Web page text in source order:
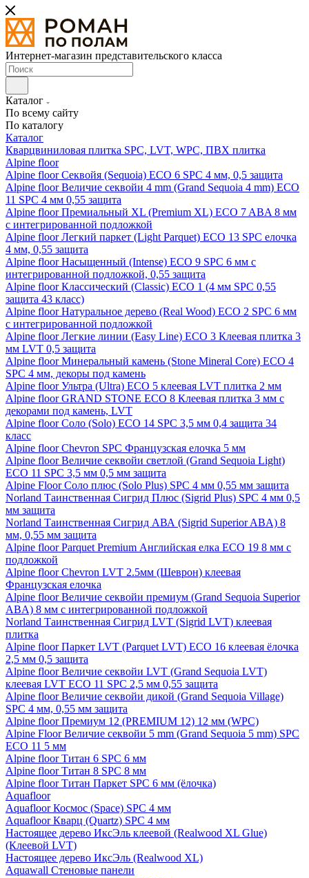
Интернет-магазин представительского класса
Каталог
По всему сайту
По каталогу
Каталог
Кварцвиниловая плитка SPC, LVT, WPC, ПВХ плитка
Alpine floor
Alpine floor Секвойя (Sequoia) ECO 6 SPC 4 мм, 0,5 защита
Alpine floor Величие секвойи 4 mm (Grand Sequoia 4 mm) ECO
11 SPC 4 мм 0,55 защита
Alpine floor Премиальный XL (Premium XL) ECO 7 ABA 8 мм
с интегрированной подложкой
Alpine floor Легкий паркет (Light Parquet) ECO 13 SPC елочка
4 мм, 0,55 защита
Alpine floor Насыщенный (Intense) ECO 9 SPC 6 мм с
интегрированной подложкой, 0,55 защита
Alpine floor Классический (Classic) ECO 1 (4 мм SPC 0,55
защита 43 класс)
Alpine floor Натуральное дерево (Real Wood) ECO 2 SPC 6 мм
с интегрированной подложкой
Alpine floor Легкие линии (Easy Line) ECO 3 Клеевая плитка 3
мм LVT 0,5 защита
Alpine floor Минеральный камень (Stone Mineral Core) ECO 4
SPC 4 мм, декоры под камень
Alpine floor Ультра (Ultra) ECO 5 клеевая LVT плитка 2 мм
Alpine floor GRAND STONE ECO 8 Клеевая плитка 3 мм с
декорами под камень, LVT
Alpine floor Соло (Solo) ECO 14 SPC 3,5 мм 0,4 защита 34
класс
Alpine floor Chevron SPC Французская елочка 5 мм
Alpine floor Величие секвойи светлой (Grand Sequoia Light)
ECO 11 SPC 3,5 мм 0,5 мм защита
Alpine Floor Соло плюс (Solo Plus) SPC 4 мм 0,55 мм защита
Norland Таинственная Сигрид Плюс (Sigrid Plus) SPC 4 мм 0,5
мм защита
Norland Таинственная Сигрид АВА (Sigrid Superior ABA) 8
мм, 0,55 мм защита
Alpine floor Parquet Premium Английская елка ECO 19 8 мм с
подложкой
Alpine floor Chevron LVT 2.5мм (Шеврон) клеевая
Французская елочка
Alpine floor Величие секвойи премиум (Grand Sequoia Superior
ABA) 8 мм с интегрированной подложкой
Norland Таинственная Сигрид LVT (Sigrid LVT) клеевая
плитка
Alpine floor Паркет LVT (Parquet LVT) ECO 16 клеевая ёлочка
2,5 мм 0,5 защита
Alpine floor Величие секвойи LVT (Grand Sequoia LVT)
клеевая LVT ECO 11 SPC 2,5 мм 0,55 защита
Alpine floor Величие секвойи дикой (Grand Sequoia Village)
SPC 4 мм, 0,55 мм защита
Alpine floor Премиум 12 (PREMIUM 12) 12 мм (WPC)
Alpine Floor Величие секвойи 5 mm (Grand Sequoia 5 mm) SPC
ECO 11 5 мм
Alpine floor Титан 6 SPC 6 мм
Alpine floor Титан 8 SPC 8 мм
Alpine floor Титан Паркет SPC 6 мм (ёлочка)
Aquafloor
Aquafloor Космос (Space) SPC 4 мм
Aquafloor Кварц (Quartz) SPC 4 мм
Настоящее дерево ИксЭль клеевой (Realwood XL Glue)
(Клеевой LVT)
Настоящее дерево ИксЭль (Realwood XL)
Aquawall Стеновые панели